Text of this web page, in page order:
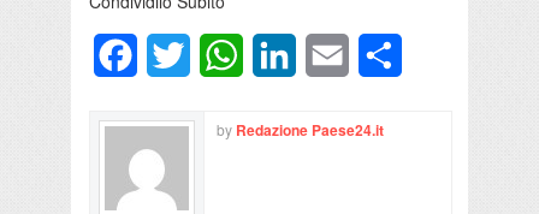
FacebookTwitter WhatsAppLinkedInEmail
by Redazione Paese24.it